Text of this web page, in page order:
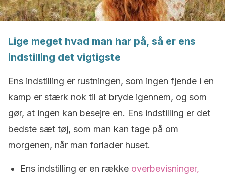
Lige meget hvad man har på, så er ens
indstilling det vigtigste
Ens indstilling er rustningen, som ingen fjende i en
kamp er stærk nok til at bryde igennem, og som
gør, at ingen kan besejre en. Ens indstilling er det
bedste sæt tøj, som man kan tage på om
morgenen, når man forlader huset.
Ens indstilling er en række overbevisninger,